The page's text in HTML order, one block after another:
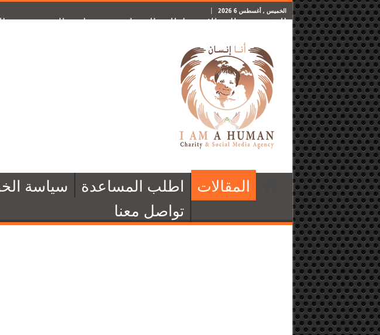
الخميس , أغسطس 6 2026
الرئيسية المقالات اطلب المساعدة سياسة الخصوصية
المقالات اطلب المساعدة سياسة
تواصل معنا